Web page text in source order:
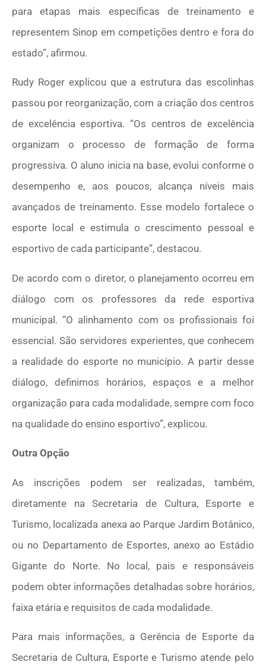
para etapas mais específicas de treinamento e
representem Sinop em competições dentro e fora do
estado”, afirmou.
Rudy Roger explicou que a estrutura das escolinhas
passou por reorganização, com a criação dos centros
de excelência esportiva. “Os centros de excelência
organizam o processo de formação de forma
progressiva. O aluno inicia na base, evolui conforme o
desempenho e, aos poucos, alcança níveis mais
avançados de treinamento. Esse modelo fortalece o
esporte local e estimula o crescimento pessoal e
esportivo de cada participante”, destacou.
De acordo com o diretor, o planejamento ocorreu em
diálogo com os professores da rede esportiva
municipal. “O alinhamento com os profissionais foi
essencial. São servidores experientes, que conhecem
a realidade do esporte no município. A partir desse
diálogo, definimos horários, espaços e a melhor
organização para cada modalidade, sempre com foco
na qualidade do ensino esportivo”, explicou.
Outra Opção
As inscrições podem ser realizadas, também,
diretamente na Secretaria de Cultura, Esporte e
Turismo, localizada anexa ao Parque Jardim Botânico,
ou no Departamento de Esportes, anexo ao Estádio
Gigante do Norte. No local, pais e responsáveis
podem obter informações detalhadas sobre horários,
faixa etária e requisitos de cada modalidade.
Para mais informações, a Gerência de Esporte da
Secretaria de Cultura, Esporte e Turismo atende pelo